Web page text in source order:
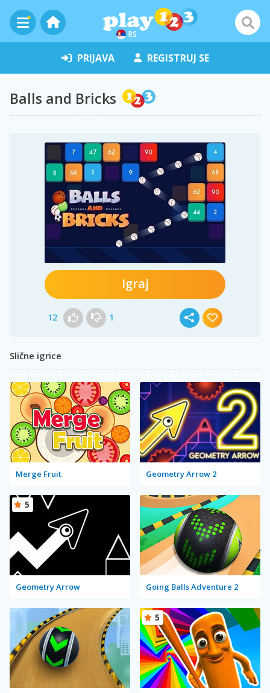
RS
PRIJAVA REGISTRUJ SE
Balls and Bricks
Igraj
12 1
Slične igrice
Merge Fruit Geometry Arrow 2
Geometry Arrow
5
Going Balls Adventure 2
5